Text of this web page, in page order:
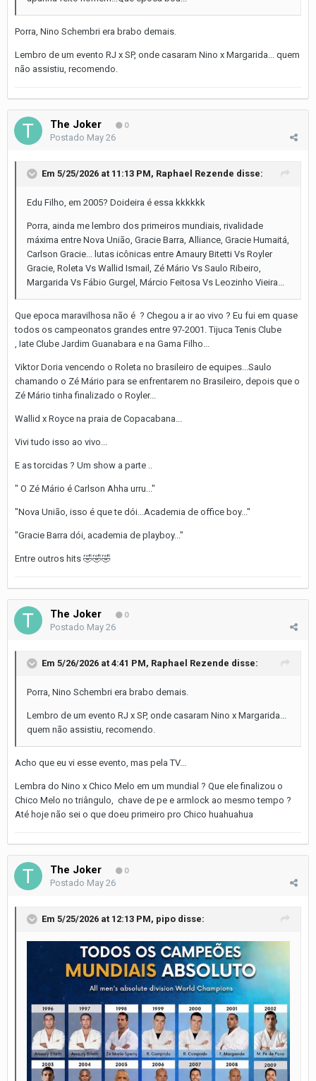
Porra, Nino Schembri era brabo demais.
Lembro de um evento RJ x SP, onde casaram Nino x Margarida... quem
não assistiu, recomendo.
The Joker 0
Postado May 26
Em 5/25/2026 at 11:13 PM, Raphael Rezende disse:
Edu Filho, em 2005? Doideira é essa kkkkkk
Porra, ainda me lembro dos primeiros mundiais, rivalidade
máxima entre Nova União, Gracie Barra, Alliance, Gracie Humaitá,
Carlson Gracie... lutas icônicas entre Amaury Bitetti Vs Royler
Gracie, Roleta Vs Wallid Ismail, Zé Mário Vs Saulo Ribeiro,
Margarida Vs Fábio Gurgel, Márcio Feitosa Vs Leozinho Vieira...
Que epoca maravilhosa não é ? Chegou a ir ao vivo ? Eu fui em quase
todos os campeonatos grandes entre 97-2001. Tijuca Tenis Clube
, Iate Clube Jardim Guanabara e na Gama Filho...
Viktor Doria vencendo o Roleta no brasileiro de equipes...Saulo
chamando o Zé Mário para se enfrentarem no Brasileiro, depois que o
Zé Mário tinha finalizado o Royler...
Wallid x Royce na praia de Copacabana...
Vivi tudo isso ao vivo...
E as torcidas ? Um show a parte ..
" O Zé Mário é Carlson Ahha urru..."
"Nova União, isso é que te dói...Academia de office boy..."
"Gracie Barra dói, academia de playboy..."
Entre outros hits 🤣🤣🤣
The Joker 0
Postado May 26
Em 5/26/2026 at 4:41 PM, Raphael Rezende disse:
Porra, Nino Schembri era brabo demais.
Lembro de um evento RJ x SP, onde casaram Nino x Margarida...
quem não assistiu, recomendo.
Acho que eu vi esse evento, mas pela TV...
Lembra do Nino x Chico Melo em um mundial ? Que ele finalizou o
Chico Melo no triângulo, chave de pe e armlock ao mesmo tempo ?
Até hoje não sei o que doeu primeiro pro Chico huahuahua
The Joker 0
Postado May 26
Em 5/25/2026 at 12:13 PM, pipo disse: